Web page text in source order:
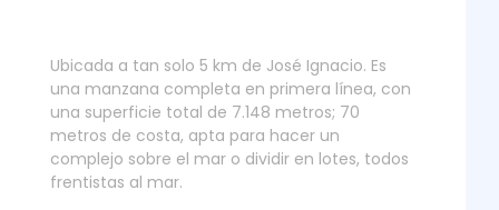
Ubicada a tan solo 5 km de José Ignacio. Es
una manzana completa en primera línea, con
una superficie total de 7.148 metros; 70
metros de costa, apta para hacer un
complejo sobre el mar o dividir en lotes, todos
frentistas al mar.